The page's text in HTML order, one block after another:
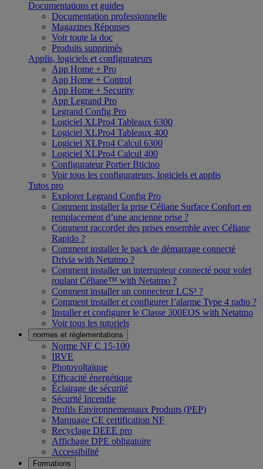
Documentations et guides
Documentation professionnelle
Magazines Réponses
Voir toute la doc
Produits supprimés
Applis, logiciels et configurateurs
App Home + Pro
App Home + Control
App Home + Security
App Legrand Pro
Legrand Config Pro
Logiciel XLPro4 Tableaux 6300
Logiciel XLPro4 Tableaux 400
Logiciel XLPro4 Calcul 6300
Logiciel XLPro4 Calcul 400
Configurateur Portier Bticino
Voir tous les configurateurs, logiciels et applis
Tutos pro
Explorer Legrand Config Pro
Comment installer la prise Céliane Surface Confort en
remplacement d’une ancienne prise ?
Comment raccorder des prises ensemble avec Céliane
Rapido ?
Comment installer le pack de démarrage connecté
Drivia with Netatmo ?
Comment installer un interrupteur connecté pour volet
roulant Céliane™ with Netatmo ?
Comment installer un connecteur LCS³ ?
Comment installer et configurer l’alarme Type 4 radio ?
Installer et configurer le Classe 300EOS with Netatmo
Voir tous les tutoriels
normes et réglementations
Norme NF C 15-100
IRVE
Photovoltaïque
Efficacité énergétique
Éclairage de sécurité
Sécurité Incendie
Profils Environnementaux Produits (PEP)
Marquage CE certification NF
Recyclage DEEE pro
Affichage DPE obligatoire
Accessibilité
Formations